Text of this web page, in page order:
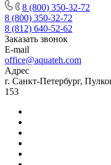
8 (800) 350-32-72
8 (800) 350-32-72
8 (812) 640-52-62
Заказать звонок
E-mail
office@aquateh.com
Адрес
г. Санкт-Петербург,
153